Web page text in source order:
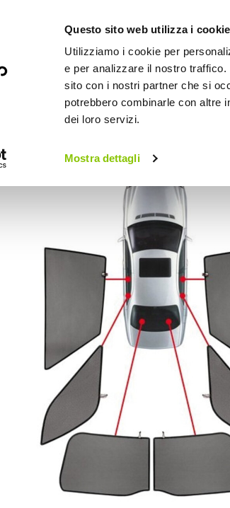
Questo sito web utilizza i cookie
Utilizziamo i cookie per
e per analizzare il nostro
sito con i nostri partner che si
potrebbero combinarle con altre
dei loro servizi.
Mostra dettagli
BICI OUTDOOR